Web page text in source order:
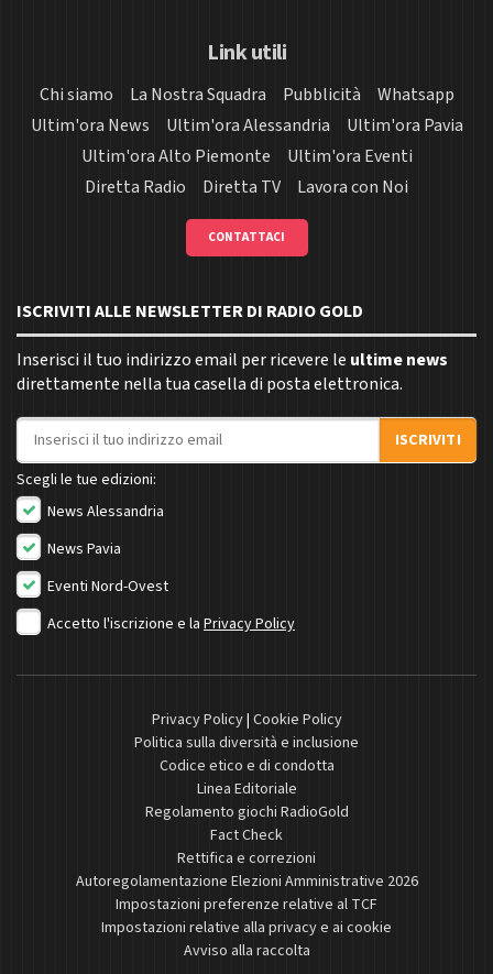
Link utili
Chi siamo La Nostra Squadra Pubblicità
Whatsapp
Ultim'ora News
Ultim'ora Alessandria
Ultim'ora Pavia
Ultim'ora Alto Piemonte
Ultim'ora Eventi
Diretta Radio
Diretta TV Lavora con Noi
CONTATTACI
ISCRIVITI ALLE NEWSLETTER DI RADIO GOLD
Inserisci il tuo indirizzo email per ricevere le ultime news
direttamente nella tua casella di posta elettronica.
Indirizzo email
ISCRIVITI
Scegli le tue edizioni:
News Alessandria
News Pavia
Eventi Nord-Ovest
Accetto l'iscrizione e la Privacy Policy
Privacy Policy| Cookie Policy
Politica sulla diversità e inclusione
Codice etico e di condotta
Linea Editoriale
Regolamento giochi RadioGold
Fact Check
Rettifica e correzioni
Autoregolamentazione Elezioni Amministrative 2026
Impostazioni preferenze relative al TCF
Impostazioni relative alla privacy e ai cookie
Avviso alla raccolta